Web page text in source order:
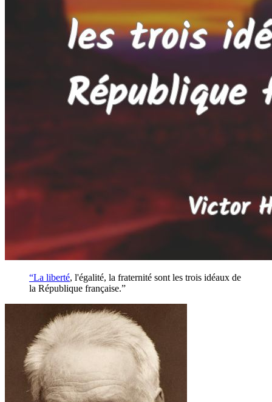
“La liberté, l'égalité, la fraternité sont les trois idéaux de
la République française.”